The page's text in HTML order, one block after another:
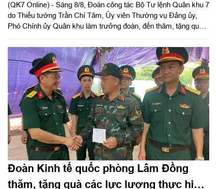
trong tim"
(QK7 Online) - Sáng 8/8, Đoàn công tác Bộ Tư lệnh Quân khu 7
do Thiếu tướng Trần Chí Tâm, Ủy viên Thường vụ Đảng ủy,
Phó Chính ủy Quân khu làm trưởng đoàn, đến thăm, tặng quà
vụ chương trình "Tổ quốc trong tim" do báo Nhân dân tổ chức.
Đoàn Kinh tế quốc phòng Lâm Đồng
thăm, tặng quà các lực lượng thực hiện